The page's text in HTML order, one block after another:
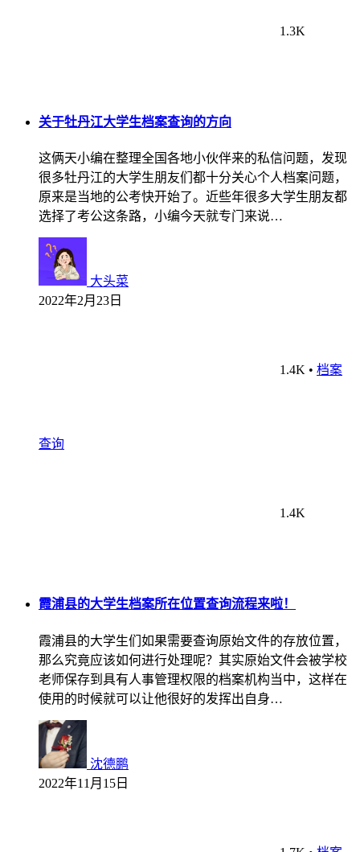
1.3K
关于牡丹江大学生档案查询的方向
这俩天小编在整理全国各地小伙伴来的私信问题，发现
很多牡丹江的大学生朋友们都十分关心个人档案问题，
原来是当地的公考快开始了。近些年很多大学生朋友都
选择了考公这条路，小编今天就专门来说…
大头菜
2022年2月23日
1.4K • 档案
查询
1.4K
霞浦县的大学生档案所在位置查询流程来啦！
霞浦县的大学生们如果需要查询原始文件的存放位置，
那么究竟应该如何进行处理呢？其实原始文件会被学校
老师保存到具有人事管理权限的档案机构当中，这样在
使用的时候就可以让他很好的发挥出自身…
沈德鹏
2022年11月15日